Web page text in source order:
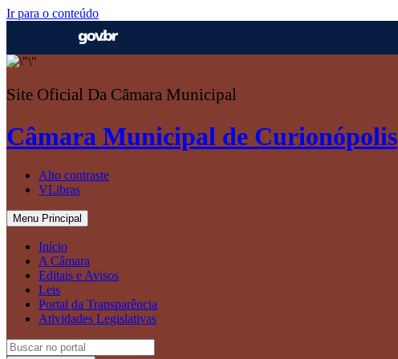
Ir para o conteúdo
Site Oficial Da Câmara Municipal
Câmara Municipal de Curionópolis
Alto contraste
VLibras
Menu Principal
Início
A Câmara
Editais e Avisos
Leis
Portal da Transparência
Atividades Legislativas